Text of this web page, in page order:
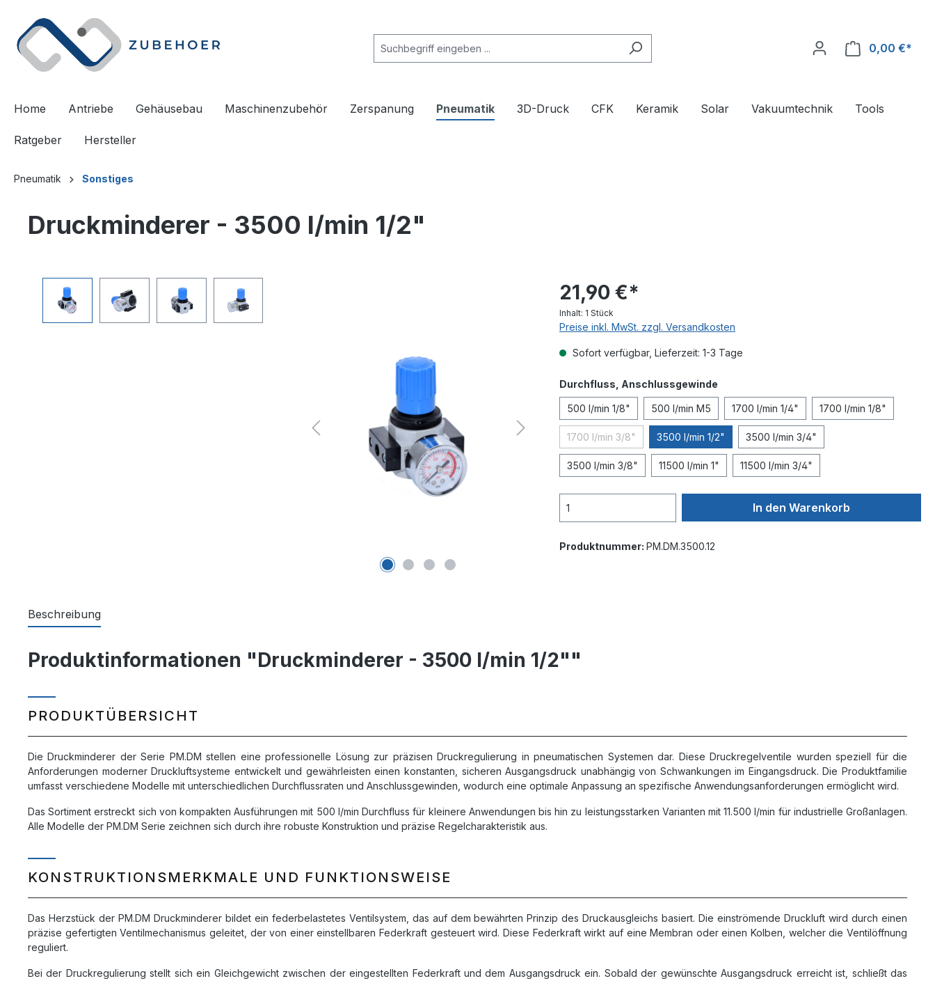
0,00 €*
Home Antriebe Gehäusebau Maschinenzubehör Zerspanung Pneumatik 3D-Druck CFK Keramik Solar Vakuumtechnik Tools
Ratgeber Hersteller
Pneumatik Sonstiges
Druckminderer - 3500 l/min 1/2"
Bildergalerie überspringen 21,90 €*
Inhalt: 1 Stück
Preise inkl. MwSt. zzgl. Versandkosten
Sofort verfügbar, Lieferzeit: 1-3 Tage
Durchfluss, Anschlussgewinde
500 l/min 1/8" 500 l/min M5 1700 l/min 1/4" 1700 l/min 1/8"
1700 l/min 3/8"(Diese Option ist zurzeit nicht verfügbar.)
3500 l/min 1/2" 3500 l/min 3/4"
3500 l/min 3/8" 11500 l/min 1" 11500 l/min 3/4"
In den Warenkorb
Produktnummer: PM.DM.3500.12
Beschreibung
Produktinformationen "Druckminderer - 3500 l/min 1/2""
PRODUKTÜBERSICHT
Die Druckminderer der Serie PM.DM stellen eine professionelle Lösung zur präzisen Druckregulierung in pneumatischen Systemen dar. Diese Druckregelventile wurden speziell für die
Anforderungen moderner Druckluftsysteme entwickelt und gewährleisten einen konstanten, sicheren Ausgangsdruck unabhängig von Schwankungen im Eingangsdruck. Die Produktfamilie
umfasst verschiedene Modelle mit unterschiedlichen Durchflussraten und Anschlussgewinden, wodurch eine optimale Anpassung an spezifische Anwendungsanforderungen ermöglicht wird.
Das Sortiment erstreckt sich von kompakten Ausführungen mit 500 l/min Durchfluss für kleinere Anwendungen bis hin zu leistungsstarken Varianten mit 11.500 l/min für industrielle Großanlagen.
Alle Modelle der PM.DM Serie zeichnen sich durch ihre robuste Konstruktion und präzise Regelcharakteristik aus.
KONSTRUKTIONSMERKMALE UND FUNKTIONSWEISE
Das Herzstück der PM.DM Druckminderer bildet ein federbelastetes Ventilsystem, das auf dem bewährten Prinzip des Druckausgleichs basiert. Die einströmende Druckluft wird durch einen
präzise gefertigten Ventilmechanismus geleitet, der von einer einstellbaren Federkraft gesteuert wird. Diese Federkraft wirkt auf eine Membran oder einen Kolben, welcher die Ventilöffnung
reguliert.
Bei der Druckregulierung stellt sich ein Gleichgewicht zwischen der eingestellten Federkraft und dem Ausgangsdruck ein. Sobald der gewünschte Ausgangsdruck erreicht ist, schließt das